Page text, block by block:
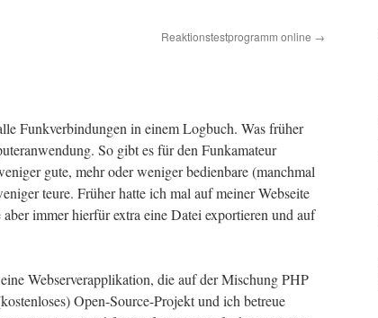
Reaktionstestprogramm online →
Funkverbindungen in einem Logbuch. Was früher
So gibt es für den Funkamateur
gute, mehr oder weniger bedienbare (manchmal
teure. Früher hatte ich mal auf meiner Webseite
immer hierfür extra eine Datei exportieren und auf
Webserverapplikation, die auf der Mischung PHP
Open-Source-Projekt und ich betreue